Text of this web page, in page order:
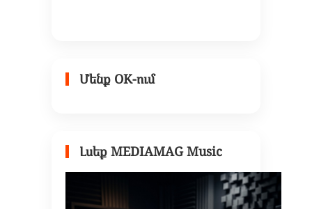
Մենք OK-ում
Լսեք MEDIAMAG Music